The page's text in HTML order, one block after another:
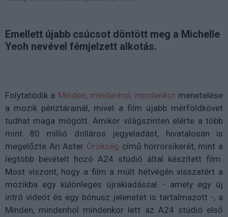
Emellett újabb csúcsot döntött meg a Michelle
Yeoh nevével fémjelzett alkotás.
Folytatódik a Minden, mindenhol, mindenkor menetelése
a mozik pénztárainál, mivel a film újabb mérföldkövet
tudhat maga mögött. Amikor világszinten elérte a több
mint 80 millió dolláros jegyeladást, hivatalosan is
megelőzte Ari Aster Örökség című horrorsikerét, mint a
legtöbb bevételt hozó A24 stúdió által készített film.
Most viszont, hogy a film a múlt hétvégén visszatért a
mozikba egy különleges újrakiadással - amely egy új
intró videót és egy bónusz jelenetet is tartalmazott -, a
Minden, mindenhol mindenkor lett az A24 stúdió első